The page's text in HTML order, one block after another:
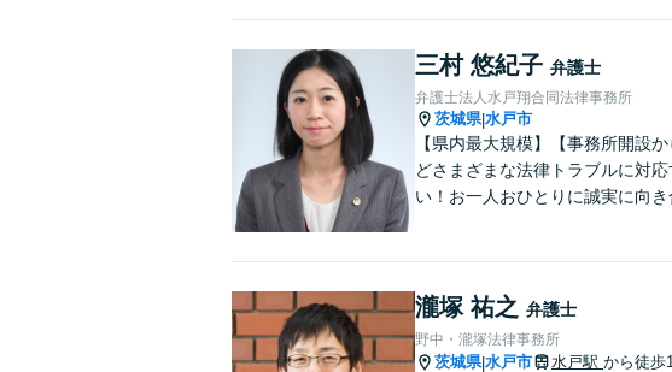
三村 悠紀子 弁護士
弁護士法人水戸翔合同法律事務所
茨城県|水戸市
【県内最大規模】【事務所開設
どさまざまな法律トラブルに対
い！お一人おひとりに誠実に向き
瀧塚 祐之 弁護士
野中・瀧塚法律事務所
茨城県|水戸市 水戸駅 から徒歩